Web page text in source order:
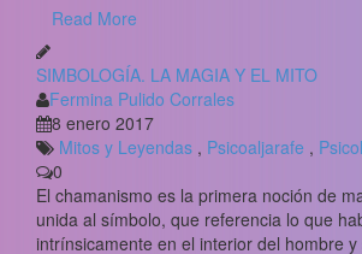
Read More
SIMBOLOGÍA. LA MAGIA Y EL MITO
Fermina Pulido Corrales
8 enero 2017
Mitos y Leyendas , Psicoaljarafe ,
0
El chamanismo es la primera noción de
unida al símbolo, que referencia lo que
intrínsicamente en el interior del hombre